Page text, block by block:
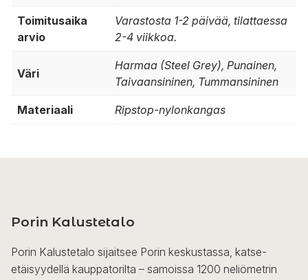
Toimitusaika
arvio
Varastosta 1-2 päivää, tilattaessa
2-4 viikkoa.
Väri
Harmaa (Steel Grey), Punainen,
Taivaansininen, Tummansininen
Materiaali Ripstop-nylonkangas
Porin Kalustetalo
Porin Kalustetalo sijaitsee Porin keskustassa, katse-
etäisyydellä kauppatorilta – samoissa 1200 neliömetrin